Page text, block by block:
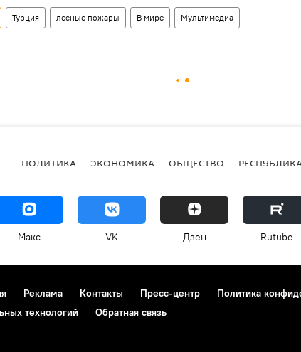
Турция лесные пожары В мире Мультимедиа
ПОЛИТИКА ЭКОНОМИКА ОБЩЕСТВО
Макс VK Дзен Rutube
Реклама Контакты Пресс-центр Политика
технологий
Обратная связь